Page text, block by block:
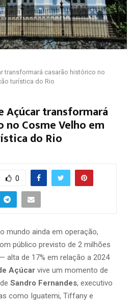
transformará casarão histórico no
turística do Rio
Açúcar transformará
Cosme Velho em
do Rio
0
mundo ainda em operação,
público previsto de 2 milhões
alta de 17% em relação a 2024
Açúcar vive um momento de
Sandro Fernandes, executivo
como Iguatemi, Tiffany e